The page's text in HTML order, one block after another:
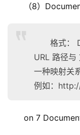
（8）
格式：
URL 路径与
一种映射关系
例如：
on 7